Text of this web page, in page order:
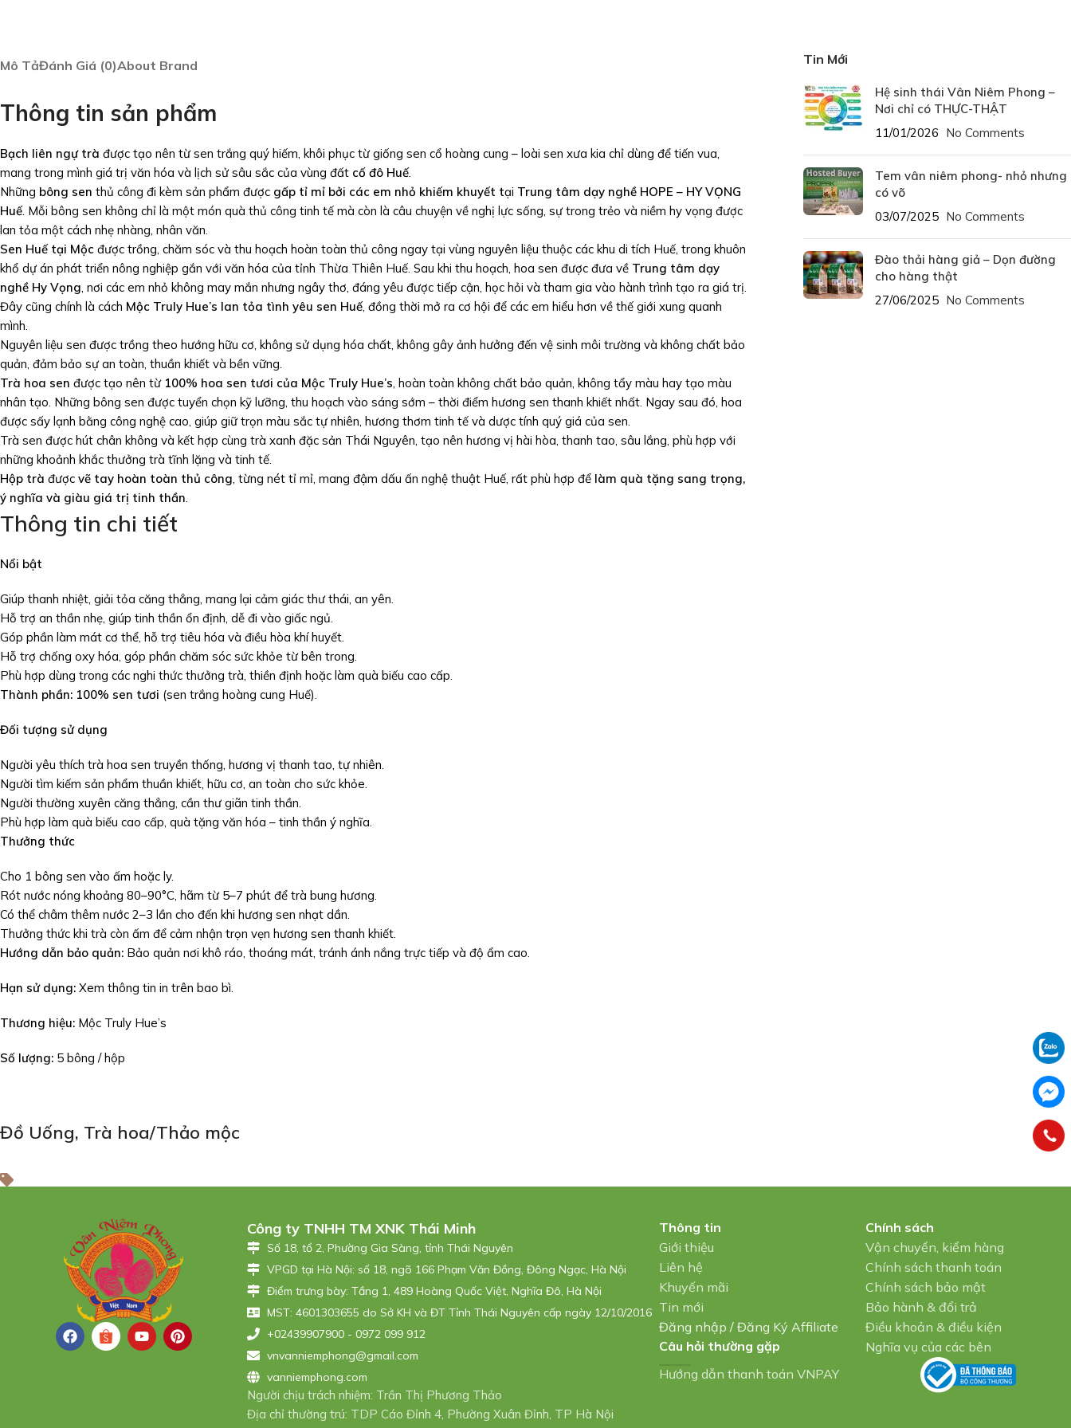
Mô TảĐánh Giá (0)About Brand
Thông tin sản phẩm
Bạch liên ngự trà được tạo nên từ sen trắng quý hiếm, khôi phục từ giống sen cổ hoàng cung – loài sen xưa kia chỉ dùng để tiến vua,
mang trong mình giá trị văn hóa và lịch sử sâu sắc của vùng đất cố đô Huế.
Những bông sen thủ công đi kèm sản phẩm được gấp tỉ mỉ bởi các em nhỏ khiếm khuyết tại Trung tâm dạy nghề HOPE – HY VỌNG
Huế. Mỗi bông sen không chỉ là một món quà thủ công tinh tế mà còn là câu chuyện về nghị lực sống, sự trong trẻo và niềm hy vọng được
lan tỏa một cách nhẹ nhàng, nhân văn.
Sen Huế tại Mộc được trồng, chăm sóc và thu hoạch hoàn toàn thủ công ngay tại vùng nguyên liệu thuộc các khu di tích Huế, trong khuôn
khổ dự án phát triển nông nghiệp gắn với văn hóa của tỉnh Thừa Thiên Huế. Sau khi thu hoạch, hoa sen được đưa về Trung tâm dạy
nghề Hy Vọng , nơi các em nhỏ không may mắn nhưng ngây thơ, đáng yêu được tiếp cận, học hỏi và tham gia vào hành trình tạo ra giá trị.
Đây cũng chính là cách Mộc Truly Hue’s lan tỏa tình yêu sen Huế, đồng thời mở ra cơ hội để các em hiểu hơn về thế giới xung quanh
mình.
Nguyên liệu sen được trồng theo hướng hữu cơ, không sử dụng hóa chất, không gây ảnh hưởng đến vệ sinh môi trường và không chất bảo
quản, đảm bảo sự an toàn, thuần khiết và bền vững.
Trà hoa sen được tạo nên từ 100% hoa sen tươi của Mộc Truly Hue’s , hoàn toàn không chất bảo quản, không tẩy màu hay tạo màu
nhân tạo. Những bông sen được tuyển chọn kỹ lưỡng, thu hoạch vào sáng sớm – thời điểm hương sen thanh khiết nhất. Ngay sau đó, hoa
được sấy lạnh bằng công nghệ cao, giúp giữ trọn màu sắc tự nhiên, hương thơm tinh tế và dược tính quý giá của sen.
Trà sen được hút chân không và kết hợp cùng trà xanh đặc sản Thái Nguyên, tạo nên hương vị hài hòa, thanh tao, sâu lắng, phù hợp với
những khoảnh khắc thưởng trà tĩnh lặng và tinh tế.
Hộp trà được vẽ tay hoàn toàn thủ công , từng nét tỉ mỉ, mang đậm dấu ấn nghệ thuật Huế, rất phù hợp để làm quà tặng sang trọng,
ý nghĩa và giàu giá trị tinh thần
Thông tin chi tiết
Nổi bật
Giúp thanh nhiệt, giải tỏa căng thẳng, mang lại cảm giác thư thái, an yên.
Hỗ trợ an thần nhẹ, giúp tinh thần ổn định, dễ đi vào giấc ngủ.
Góp phần làm mát cơ thể, hỗ trợ tiêu hóa và điều hòa khí huyết.
Hỗ trợ chống oxy hóa, góp phần chăm sóc sức khỏe từ bên trong.
Phù hợp dùng trong các nghi thức thưởng trà, thiền định hoặc làm quà biếu cao cấp.
Thành phần: 100% sen tươi (sen trắng hoàng cung Huế).
Đối tượng sử dụng
Người yêu thích trà hoa sen truyền thống, hương vị thanh tao, tự nhiên.
Người tìm kiếm sản phẩm thuần khiết, hữu cơ, an toàn cho sức khỏe.
Người thường xuyên căng thẳng, cần thư giãn tinh thần.
Phù hợp làm quà biếu cao cấp, quà tặng văn hóa – tinh thần ý nghĩa.
Thưởng thức
Cho 1 bông sen vào ấm hoặc ly.
Rót nước nóng khoảng 80–90°C, hãm từ 5–7 phút để trà bung hương.
Có thể châm thêm nước 2–3 lần cho đến khi hương sen nhạt dần.
Thưởng thức khi trà còn ấm để cảm nhận trọn vẹn hương sen thanh khiết.
Hướng dẫn bảo quản: Bảo quản nơi khô ráo, thoáng mát, tránh ánh nắng trực tiếp và độ ẩm cao.
Hạn sử dụng: Xem thông tin in trên bao bì.
Thương hiệu: Mộc Truly Hue’s
Số lượng: 5 bông / hộp
Tin Mới
Hệ sinh thái Vân Niêm Phong –
Nơi chỉ có THỰC-THẬT
11/01/2026 No Comments
Tem vân niêm phong- nhỏ nhưng
có võ
03/07/2025 No Comments
Đào thải hàng giả – Dọn đường
cho hàng thật
27/06/2025 No Comments
Đồ Uống, Trà hoa/Thảo mộc
Công ty TNHH TM XNK Thái Minh
Số 18, tổ 2, Phường Gia Sàng, tỉnh Thái Nguyên
VPGD tại Hà Nội: số 18, ngõ 166 Phạm Văn Đồng, Đông Ngạc, Hà Nội
Điểm trưng bày: Tầng 1, 489 Hoàng Quốc Việt, Nghĩa Đô, Hà Nội
MST: 4601303655 do Sở KH và ĐT Tỉnh Thái Nguyên cấp ngày 12/10/2016
+02439907900 - 0972 099 912
vnvanniemphong@gmail.com
vanniemphong.com
Người chịu trách nhiệm: Trần Thị Phương Thảo
Địa chỉ thường trú: TDP Cáo Đỉnh 4, Phường Xuân Đỉnh, TP Hà Nội
Thông tin
Giới thiệu
Liên hệ
Khuyến mãi
Tin mới
Đăng nhập/Đăng Ký Affiliate
Câu hỏi thường gặp
Hướng dẫn thanh toán VNPAY
Chính sách
Vận chuyển, kiểm hàng
Chính sách thanh toán
Chính sách bảo mật
Bảo hành & đổi trả
Điều khoản & điều kiện
Nghĩa vụ của các bên